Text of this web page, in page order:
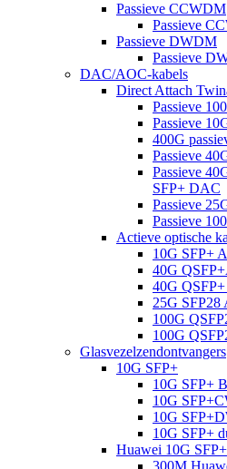
Passieve CCWDM
Passieve
Passieve DWDM
Passieve
DAC/AOC-kabels
Direct Attach
Passieve
Passieve
400G
Passieve
Passieve
SFP+ DAC
Passieve
Passieve
Actieve optische
10G SFP+
40G
40G
25G SFP28
100G
100G
Glasvezelzendontvangers
10G SFP+
10G SFP+
10G
10G
10G SFP+
Huawei 10G SFP+
300M